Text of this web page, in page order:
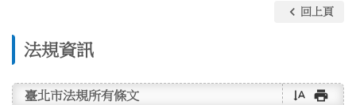
法規資訊
keyboard_arrow_left 回上頁
臺北市法規所有條文 text_rotate_vertical print